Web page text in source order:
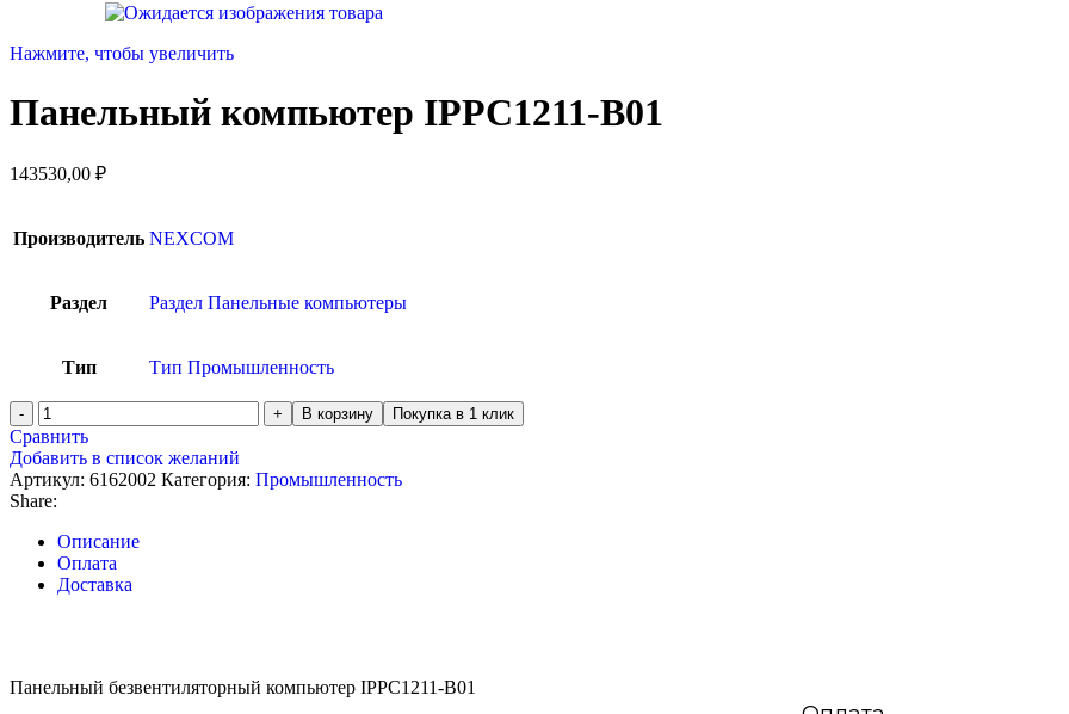
Нажмите, чтобы увеличить
Панельный компьютер IPPC1211-B01
143530,00 ₽
Производитель NEXCOM
Раздел Раздел Панельные компьютеры
Тип Тип Промышленность
В корзину Покупка в 1 клик
Сравнить
Добавить в список желаний
Артикул: 6162002 Категория: Промышленность
Share:
Описание
Оплата
Доставка
Панельный безвентиляторный компьютер IPPC1211-B01